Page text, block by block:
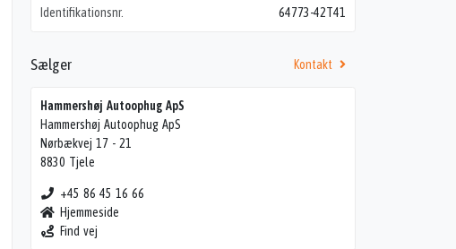
Identifikationsnr.
64773-42T41
Sælger Kontakt
Hammershøj Autoophug ApS
Hammershøj Autoophug ApS
Nørbækvej 17 - 21
8830 Tjele
+45 86 45 16 66
Hjemmeside
Find vej